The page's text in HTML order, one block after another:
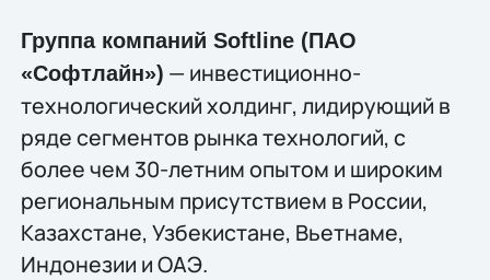
Группа компаний Softline (ПАО
«Софтлайн») — инвестиционно-
технологический холдинг, лидирующий в
ряде сегментов рынка технологий, c
более чем 30-летним опытом и широким
региональным присутствием в России,
Казахстане, Узбекистане, Вьетнаме,
Индонезии и ОАЭ.